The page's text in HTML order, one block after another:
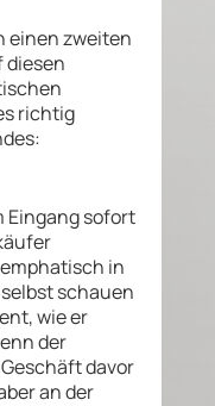
einen zweiten
diesen
richtig
Eingang sofort
in
schauen
wie er
der
davor
an der